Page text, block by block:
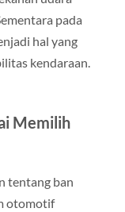
pada
hal yang
kendaraan.
Memilih
tentang ban
otomotif